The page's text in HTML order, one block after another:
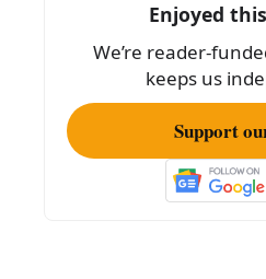
k
Enjoyed
We’re reader-
keeps us
Support